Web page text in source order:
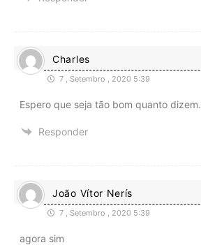
Charles
7 , Setembro , 2020 5:39
Espero que seja tão bom quanto dizem.
Responder
João Vítor Nerís
7 , Setembro , 2020 5:39
agora sim